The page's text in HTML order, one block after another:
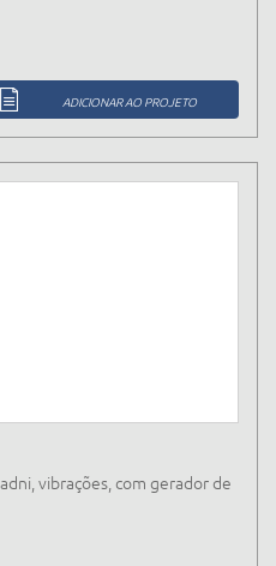
ADICIONAR AO PROJETO
vibrações, com gerador de